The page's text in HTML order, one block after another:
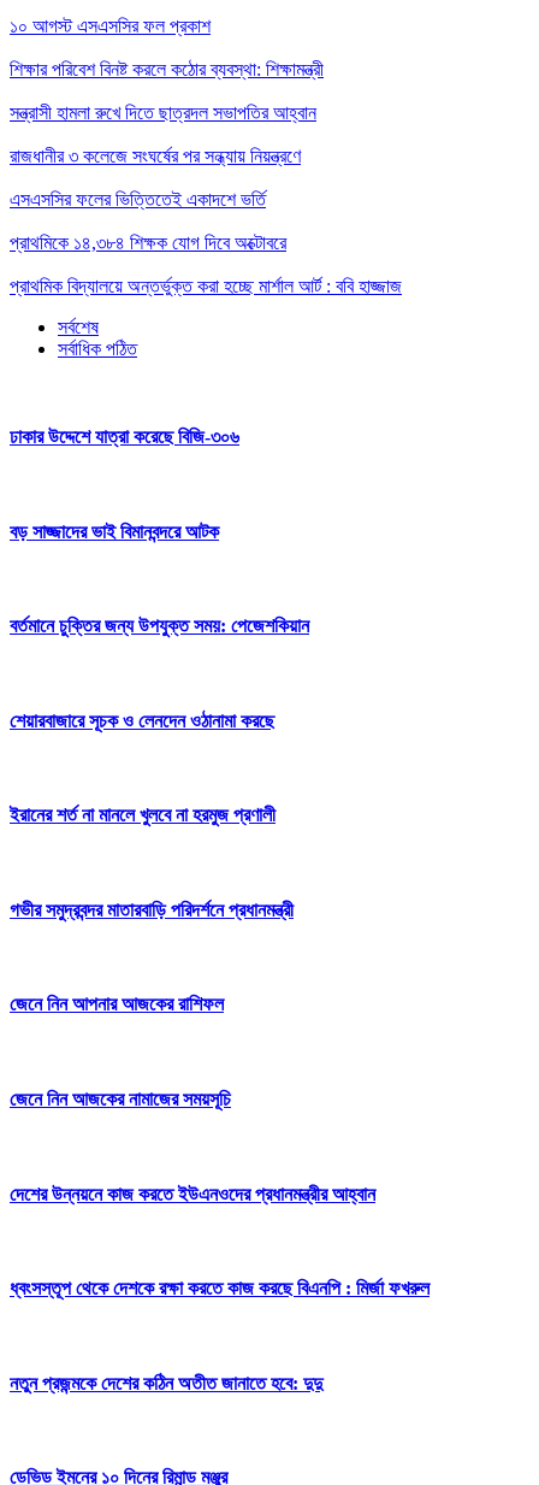
১০ আগস্ট এসএসসির ফল প্রকাশ
শিক্ষার পরিবেশ বিনষ্ট করলে কঠোর ব্যবস্থা: শিক্ষামন্ত্রী
সন্ত্রাসী হামলা রুখে দিতে ছাত্রদল সভাপতির আহ্বান
রাজধানীর ৩ কলেজে সংঘর্ষের পর সন্ধ্যায় নিয়ন্ত্রণে
এসএসসির ফলের ভিত্তিতেই একাদশে ভর্তি
প্রাথমিকে ১৪,৩৮৪ শিক্ষক যোগ দিবে অক্টোবরে
প্রাথমিক বিদ্যালয়ে অন্তর্ভুক্ত করা হচ্ছে মার্শাল আর্ট : ববি হাজ্জাজ
সর্বশেষ
সর্বাধিক পঠিত
ঢাকার উদ্দেশে যাত্রা করেছে বিজি-৩০৬
বড় সাজ্জাদের ভাই বিমানবন্দরে আটক
বর্তমানে চুক্তির জন্য উপযুক্ত সময়: পেজেশকিয়ান
শেয়ারবাজারে সূচক ও লেনদেন ওঠানামা করছে
ইরানের শর্ত না মানলে খুলবে না হরমুজ প্রণালী
গভীর সমুদ্রবন্দর মাতারবাড়ি পরিদর্শনে প্রধানমন্ত্রী
জেনে নিন আপনার আজকের রাশিফল
জেনে নিন আজকের নামাজের সময়সূচি
দেশের উন্নয়নে কাজ করতে ইউএনওদের প্রধানমন্ত্রীর আহ্বান
ধ্বংসস্তূপ থেকে দেশকে রক্ষা করতে কাজ করছে বিএনপি : মির্জা ফখরুল
নতুন প্রজন্মকে দেশের কঠিন অতীত জানাতে হবে: দুদু
ডেভিড ইমনের ১০ দিনের রিমান্ড মঞ্জুর